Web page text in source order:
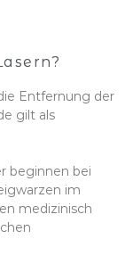
Entfernung der
gilt als
beginnen bei
im
medizinisch